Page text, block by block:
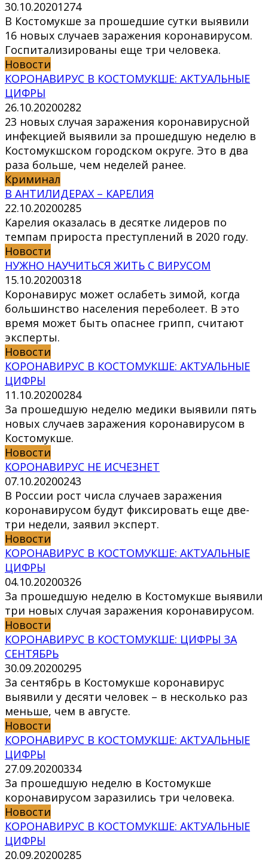
30.10.20201274
В Костомукше за прошедшие сутки выявили
16 новых случаев заражения коронавирусом.
Госпитализированы еще три человека.
Новости
КОРОНАВИРУС В КОСТОМУКШЕ: АКТУАЛЬНЫЕ
ЦИФРЫ
26.10.20200282
23 новых случая заражения коронавирусной
инфекцией выявили за прошедшую неделю в
Костомукшском городском округе. Это в два
раза больше, чем неделей ранее.
Криминал
В АНТИЛИДЕРАХ – КАРЕЛИЯ
22.10.20200285
Карелия оказалась в десятке лидеров по
темпам прироста преступлений в 2020 году.
Новости
НУЖНО НАУЧИТЬСЯ ЖИТЬ С ВИРУСОМ
15.10.20200318
Коронавирус может ослабеть зимой, когда
большинство населения переболеет. В это
время может быть опаснее грипп, считают
эксперты.
Новости
КОРОНАВИРУС В КОСТОМУКШЕ: АКТУАЛЬНЫЕ
ЦИФРЫ
11.10.20200284
За прошедшую неделю медики выявили пять
новых случаев заражения коронавирусом в
Костомукше.
Новости
КОРОНАВИРУС НЕ ИСЧЕЗНЕТ
07.10.20200243
В России рост числа случаев заражения
коронавирусом будут фиксировать еще две-
три недели, заявил эксперт.
Новости
КОРОНАВИРУС В КОСТОМУКШЕ: АКТУАЛЬНЫЕ
ЦИФРЫ
04.10.20200326
За прошедшую неделю в Костомукше выявили
три новых случая заражения коронавирусом.
Новости
КОРОНАВИРУС В КОСТОМУКШЕ: ЦИФРЫ ЗА
СЕНТЯБРЬ
30.09.20200295
За сентябрь в Костомукше коронавирус
выявили у десяти человек – в несколько раз
меньше, чем в августе.
Новости
КОРОНАВИРУС В КОСТОМУКШЕ: АКТУАЛЬНЫЕ
ЦИФРЫ
27.09.20200334
За прошедшую неделю в Костомукше
коронавирусом заразились три человека.
Новости
КОРОНАВИРУС В КОСТОМУКШЕ: АКТУАЛЬНЫЕ
ЦИФРЫ
20.09.20200285